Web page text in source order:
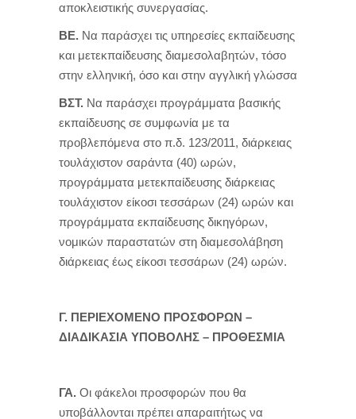
αποκλειστικής συνεργασίας.
ΒΕ. Να παράσχει τις υπηρεσίες εκπαίδευσης
και μετεκπαίδευσης διαμεσολαβητών, τόσο
στην ελληνική, όσο και στην αγγλική γλώσσα
ΒΣΤ. Να παράσχει προγράμματα βασικής
εκπαίδευσης σε συμφωνία με τα
προβλεπόμενα στο π.δ. 123/2011, διάρκειας
τουλάχιστον σαράντα (40) ωρών,
προγράμματα μετεκπαίδευσης διάρκειας
τουλάχιστον είκοσι τεσσάρων (24) ωρών και
προγράμματα εκπαίδευσης δικηγόρων,
νομικών παραστατών στη διαμεσολάβηση
διάρκειας έως είκοσι τεσσάρων (24) ωρών.
Γ. ΠΕΡΙΕΧΟΜΕΝΟ ΠΡΟΣΦΟΡΩΝ –
ΔΙΑΔΙΚΑΣΙΑ ΥΠΟΒΟΛΗΣ – ΠΡΟΘΕΣΜΙΑ
ΓΑ. Οι φάκελοι προσφορών που θα
υποβάλλονται πρέπει απαραιτήτως να